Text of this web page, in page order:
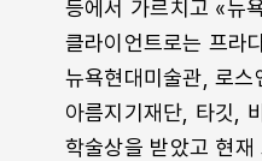
등에서 가르치고 «뉴
클라이언트로는 프라
뉴욕현대미술관, 로
아름지기재단, 타깃,
학술상을 받았고 현